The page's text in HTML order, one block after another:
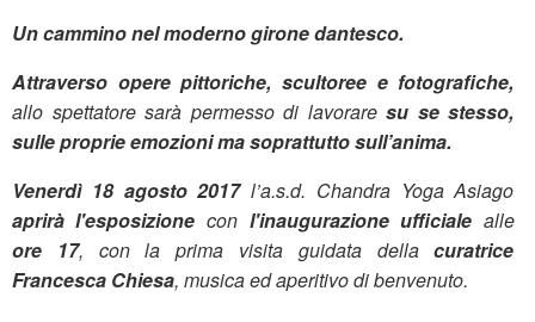
Un cammino nel moderno girone dantesco.
Attraverso opere pittoriche, scultoree e fotografiche,
allo spettatore sarà permesso di lavoraresu se stesso,
sulle proprie emozioni ma soprattutto sull’anima.
Venerdì 18 agosto 2017l’a.s.d. Chandra Yoga Asiago
aprirà l'esposizione con l'inaugurazione ufficiale alle
ore 17, con la prima visita guidata dellacuratrice
Francesca Chiesa, musica ed aperitivo di benvenuto.